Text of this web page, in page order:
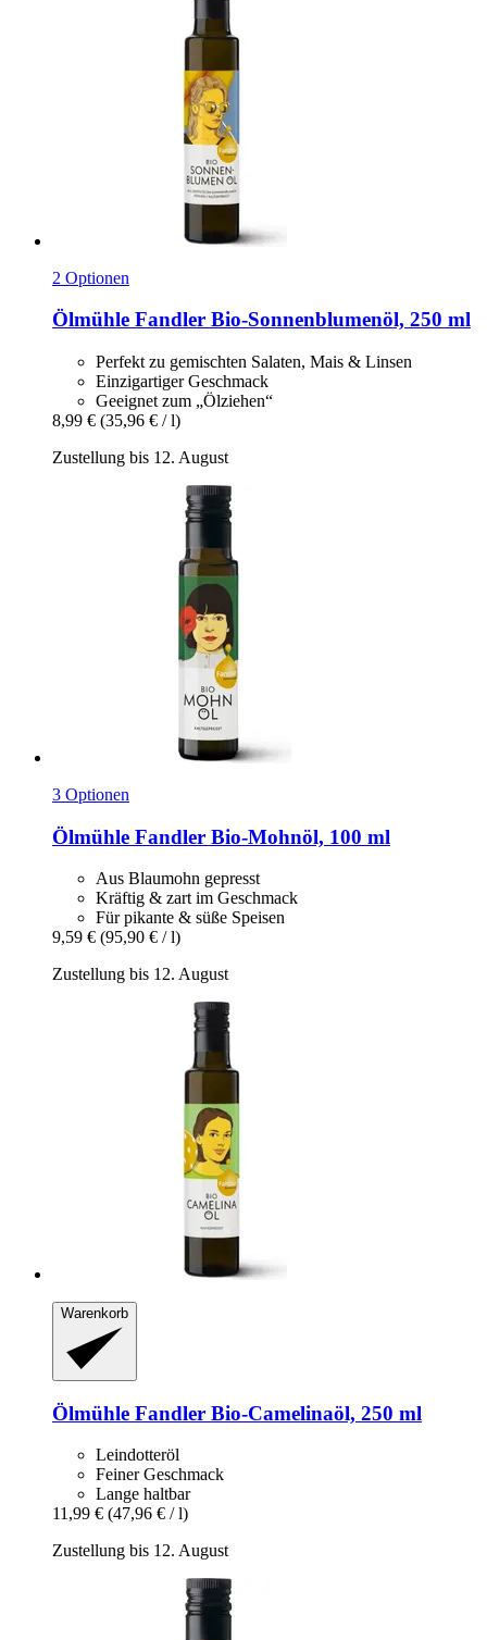
2 Optionen
Ölmühle Fandler Bio-​Sonnenblumenöl, 250 ml
Perfekt zu gemischten Salaten, Mais & Linsen
Einzigartiger Geschmack
Geeignet zum „Ölziehen“
8,99 € (35,96 € / l)
Zustellung bis 12. August
3 Optionen
Ölmühle Fandler Bio-​Mohnöl, 100 ml
Aus Blaumohn gepresst
Kräftig & zart im Geschmack
Für pikante & süße Speisen
9,59 € (95,90 € / l)
Zustellung bis 12. August
Warenkorb
Ölmühle Fandler Bio-​Camelinaöl, 250 ml
Leindotteröl
Feiner Geschmack
Lange haltbar
11,99 € (47,96 € / l)
Zustellung bis 12. August